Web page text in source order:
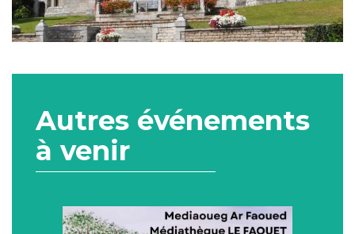
Autres événements
à venir